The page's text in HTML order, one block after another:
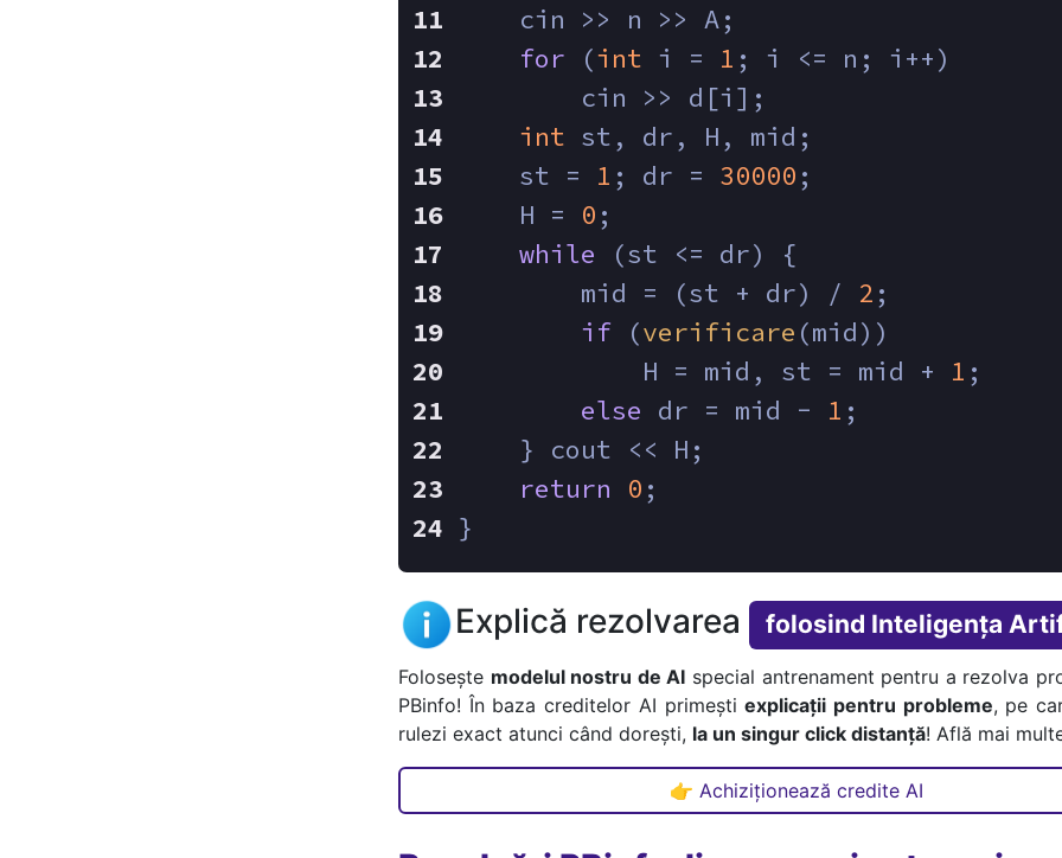
    cin >> n >> A;
for (int i = 1 ; i <= n; i++)
        cin >> d[i];
int st, dr, H, mid;
    st =
1 ; dr = 30000 ;
    H =
0 ;
while (st <= dr) {
        mid = (st + dr) /
2 ;
if (verificare (mid))
            H = mid, st = mid +
1 ;
else dr = mid - 1 ;
    } cout << H;
return
0 ;
}
Explică rezolvarea folosind Inteligența
Folosește modelul nostru de AI special antrenament pentru a rezolva
PBinfo! În baza creditelor AI primeștiexplicații pentru probleme, pe
rulezi exact atunci când dorești, la un singur click distanță! Află mai
👉 Achiziționează credite AI